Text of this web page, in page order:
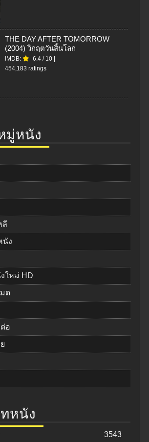
THE DAY AFTER TOMORROW
(2004) วิกฤตวันสิ้นโลก
IMDB: 6.4 / 10 |
454,183 ratings
มู่หนัง
ลี
นัง
ใหม่ HD
ด
อ
หนัง
3543